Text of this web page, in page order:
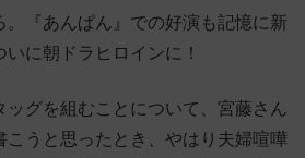
。『あんぱん』での好演も記憶に新
に朝ドラヒロインに！
ッグを組むことについて、宮藤さん
こうと思ったとき、やはり夫婦喧嘩